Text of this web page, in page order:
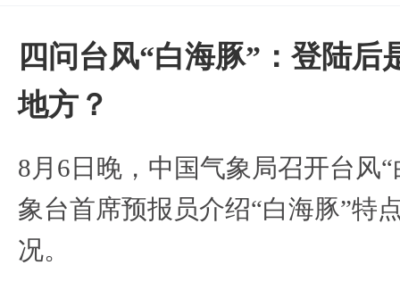
四问台风“白海豚”：登陆
地方？
8月6日晚，中国气象局召开台风
象台首席预报员介绍“白海豚”特
况。